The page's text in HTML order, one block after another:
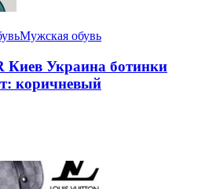
Мужская обувь
Украина ботинки
коричневый